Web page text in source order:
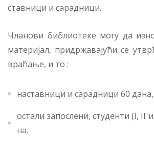
став­ни­ци и са­рад­ни­ци.
Чла­но­ви би­бли­о­те­ке мо­гу да
ма­те­ри­јал, при­др­жа­ва­ју­ћи се
вра­ћа­ње, и то :
на­став­ни­ци и са­рад­ни­ци 60 да­на,
оста­ли за­по­сле­ни, сту­ден­ти (I, II
на.